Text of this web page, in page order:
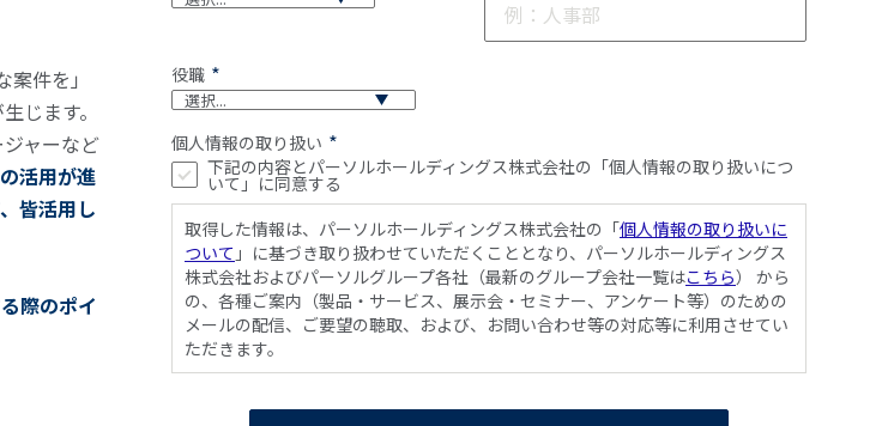
件を」
じます。
ャーなど
活用が進
皆活用し
際のポイ
*
役職
*
個人情報の取り扱い
下記の内容とパーソルホールディングス株式会社の「個人情報の取り扱いにつ
いて」に同意する
取得した情報は、パーソルホールディングス株式会社の「個人情報の取り扱いに
ついて 」に基づき取り扱わせていただくこととなり、パーソルホールディングス
株式会社およびパーソルグループ各社（最新のグループ会社一覧はこちら） から
の、各種ご案内（製品・サービス、展示会・セミナー、アンケート等）のための
メールの配信、ご要望の聴取、および、お問い合わせ等の対応等に利用させてい
ただきます。